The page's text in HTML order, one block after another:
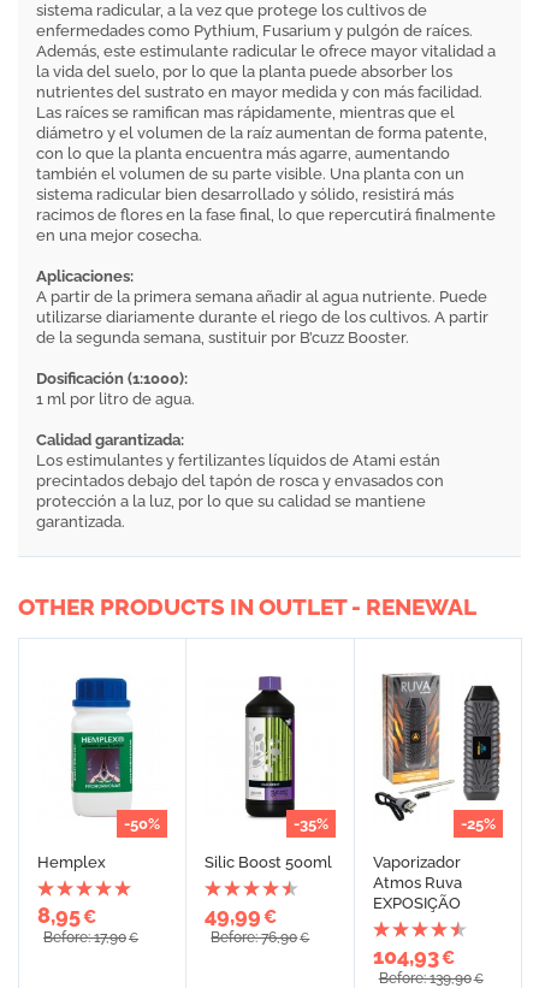
sistema radicular, a la vez que protege los cultivos de
enfermedades como Pythium, Fusarium y pulgón de raíces.
Además, este estimulante radicular le ofrece mayor vitalidad a
la vida del suelo, por lo que la planta puede absorber los
nutrientes del sustrato en mayor medida y con más facilidad.
Las raíces se ramifican mas rápidamente, mientras que el
diámetro y el volumen de la raíz aumentan de forma patente,
con lo que la planta encuentra más agarre, aumentando
también el volumen de su parte visible. Una planta con un
sistema radicular bien desarrollado y sólido, resistirá más
racimos de flores en la fase final, lo que repercutirá finalmente
en una mejor cosecha.
Aplicaciones:
A partir de la primera semana añadir al agua nutriente. Puede
utilizarse diariamente durante el riego de los cultivos. A partir
de la segunda semana, sustituir por B’cuzz Booster.
Dosificación (1:1000):
1 ml por litro de agua.
Calidad garantizada:
Los estimulantes y fertilizantes líquidos de Atami están
precintados debajo del tapón de rosca y envasados con
protección a la luz, por lo que su calidad se mantiene
garantizada.
OTHER PRODUCTS IN OUTLET - RENEWAL
-50%
Hemplex
8,95€
Before: 17,90€
-35%
Silic Boost 500ml
49,99€
Before: 76,90€
-25%
Vaporizador
Atmos Ruva
EXPOSIÇÃO
104,93€
Before: 139,90€